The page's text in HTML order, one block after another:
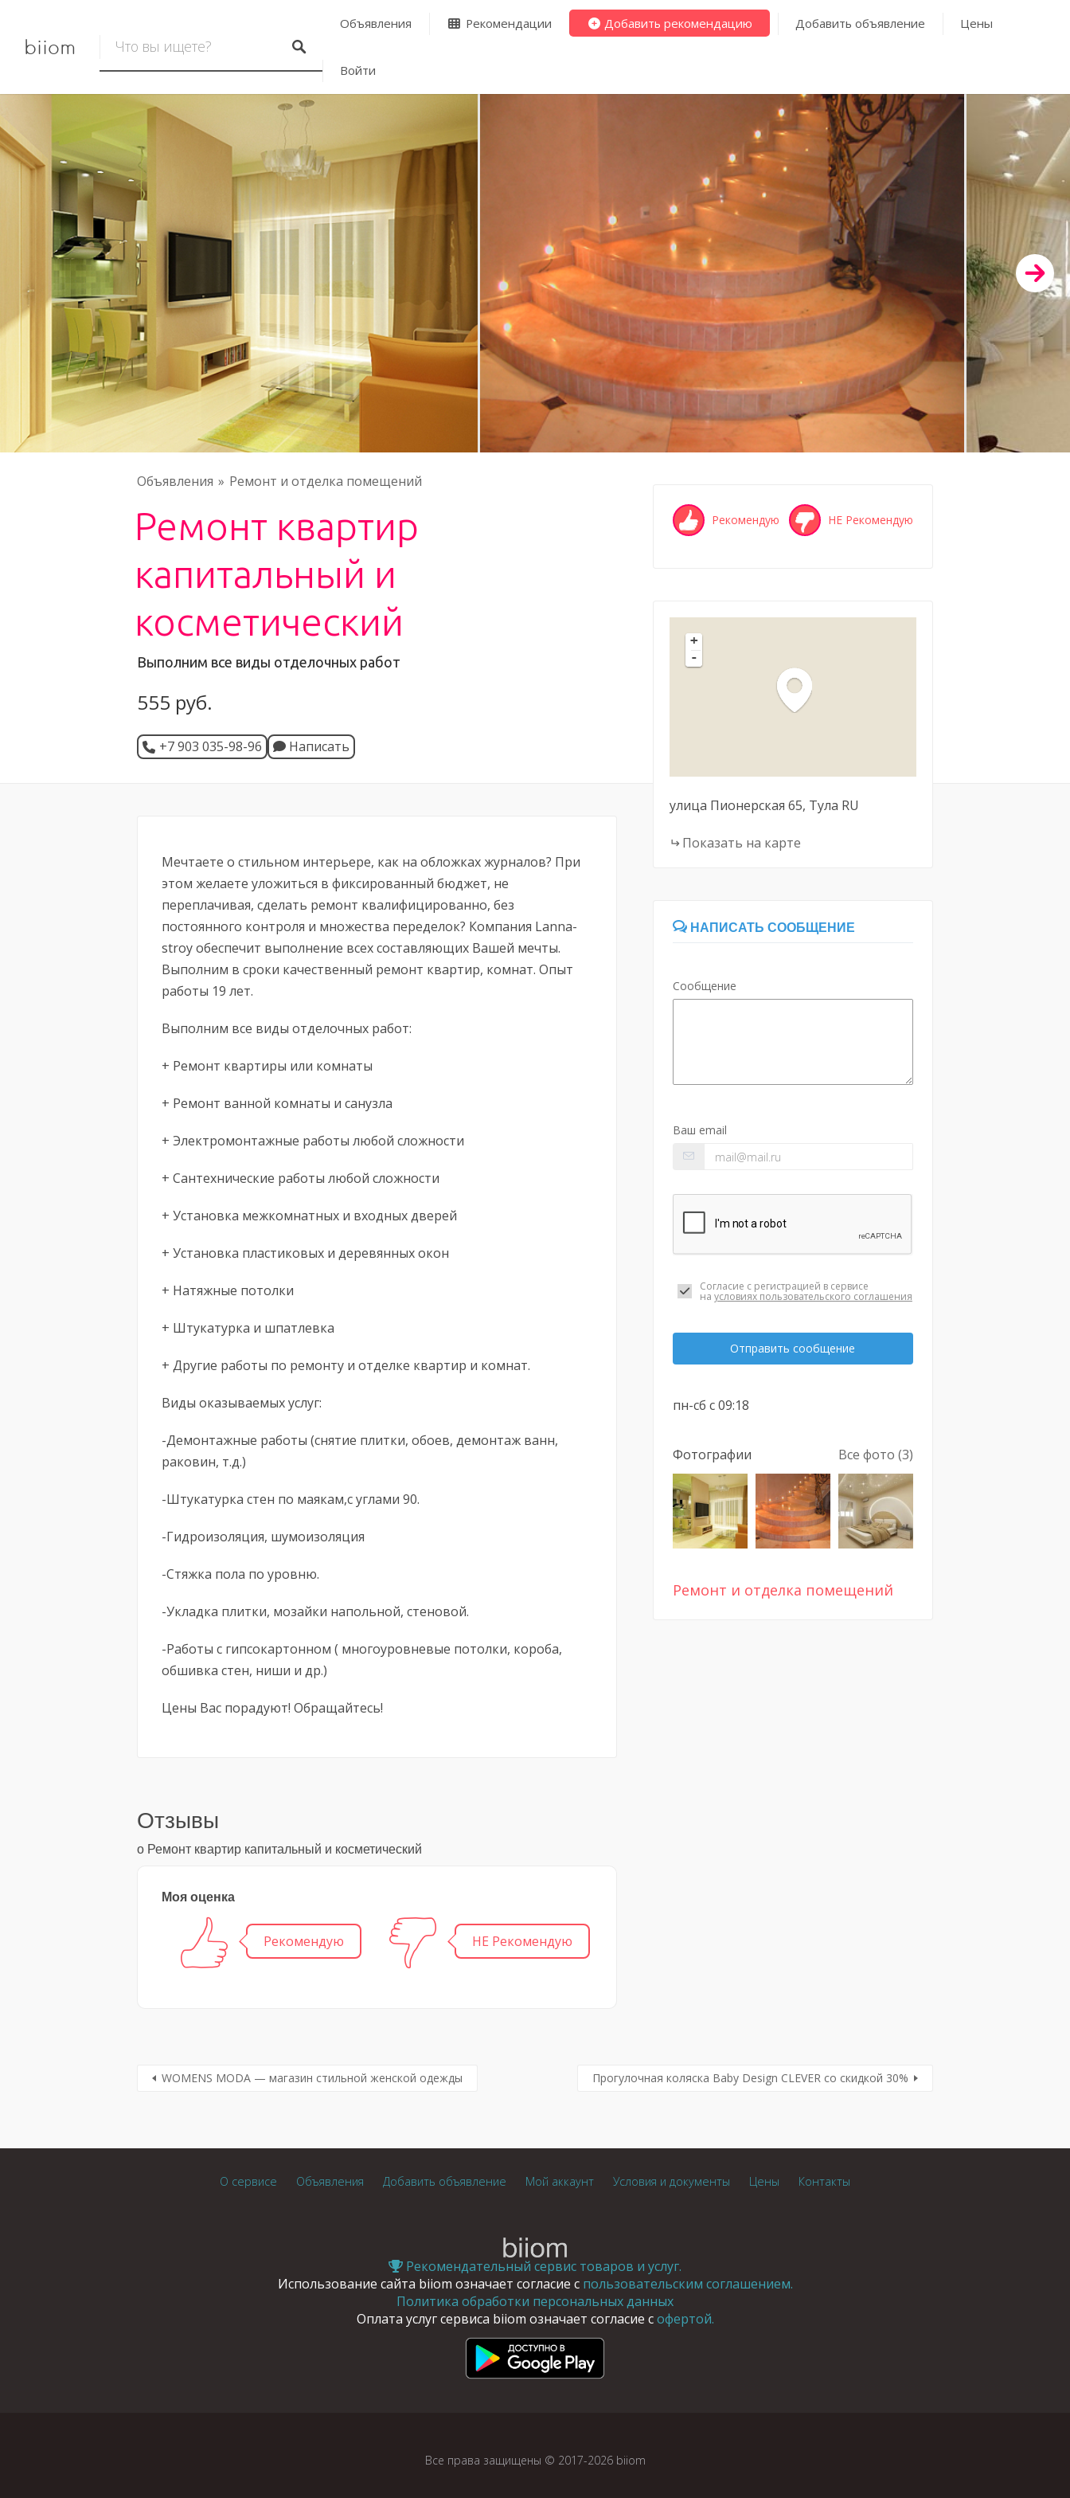
biiom
Объявления Рекомендации Добавить рекомендацию Добавить объявление Цены
Войти
Объявления Ремонт и отделка помещений
Ремонт квартир
капитальный и
косметический
Выполним все виды отделочных работ
555 руб.
+7 903 035-98-96 Написать
Мечтаете о стильном интерьере, как на обложках журналов? При
этом желаете уложиться в фиксированный бюджет, не
переплачивая, сделать ремонт квалифицированно, без
постоянного контроля и множества переделок? Компания Lanna-
stroy обеспечит выполнение всех составляющих Вашей мечты.
Выполним в сроки качественный ремонт квартир, комнат. Опыт
работы 19 лет.
Выполним все виды отделочных работ:
+ Ремонт квартиры или комнаты
+ Ремонт ванной комнаты и санузла
+ Электромонтажные работы любой сложности
+ Сантехнические работы любой сложности
+ Установка межкомнатных и входных дверей
+ Установка пластиковых и деревянных окон
+ Натяжные потолки
+ Штукатурка и шпатлевка
+ Другие работы по ремонту и отделке квартир и комнат.
Виды оказываемых услуг:
-Демонтажные работы (снятие плитки, обоев, демонтаж ванн,
раковин, т.д.)
-Штукатурка стен по маякам,с углами 90.
-Гидроизоляция, шумоизоляция
-Стяжка пола по уровню.
-Укладка плитки, мозайки напольной, стеновой.
-Работы с гипсокартонном ( многоуровневые потолки, короба,
обшивка стен, ниши и др.)
Цены Вас порадуют! Обращайтесь!
Отзывы
о Ремонт квартир капитальный и косметический
Моя оценка
Рекомендую НЕ Рекомендую
Рекомендую НЕ Рекомендую
+
-
улица Пионерская 65 Тула RU
Показать на карте
НАПИСАТЬ СООБЩЕНИЕ
Сообщение
Ваш email
Согласие с регистрацией в сервисе
на условиях пользовательского соглашения
Отправить сообщение
пн-сб с 09:18
Фотографии Все фото (3)
Ремонт и отделка помещений
WOMENS MODA — магазин стильной женской одежды Прогулочная коляска Baby Design CLEVER со скидкой 30%
О сервисе Объявления Добавить объявление Мой аккаунт Условия и документы Цены Контакты
Рекомендательный сервис товаров и услуг.
Использование сайта biiom означает согласие с пользовательским соглашением.
Политика обработки персональных данных
Оплата услуг сервиса biiom означает согласие софертой.
Все права защищены © 2017-2026 biiom